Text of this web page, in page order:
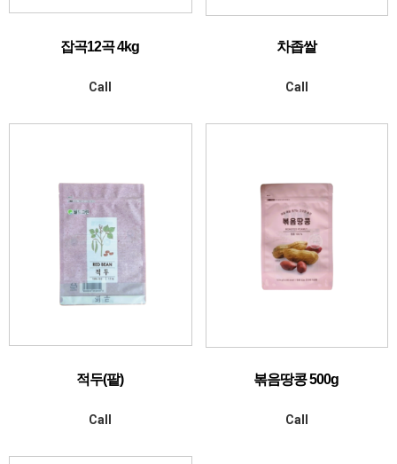
잡곡12곡 4kg
Call
차좁쌀
Call
적두(팥)
Call
볶음땅콩 500g
Call